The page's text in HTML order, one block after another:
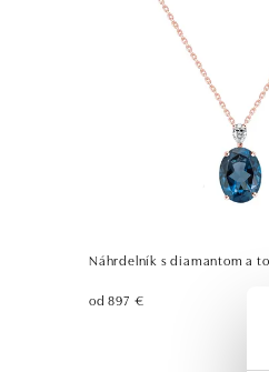
Náhrdelník s diamantom a
od 897 €